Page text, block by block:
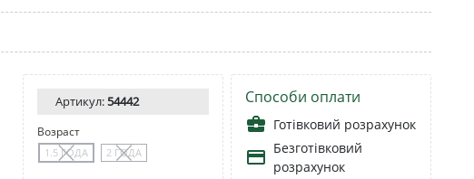
Артикул:54442
Возраст
1.5 ГОДА 2 ГОДА
Способи оплати
business_center Готівковий розрахунок
payment Безготівковий
розрахунок